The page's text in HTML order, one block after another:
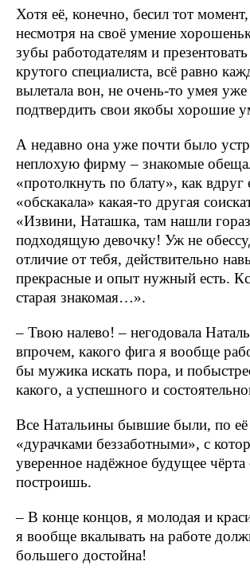
Хотя её, конечно, бесил тот
несмотря на своё умение
зубы работодателям и презентовать
крутого специалиста, всё равно
вылетала вон, не очень-то умея уже
подтвердить свои якобы хорошие
А недавно она уже почти было
неплохую фирму – знакомые
«протолкнуть по блату», как вдруг
«обскакала» какая-то другая
«Извини, Наташка, там нашли
подходящую девочку! Уж не
отличие от тебя, действительно
прекрасные и опыт нужный есть.
старая знакомая…».
– Твою налево! – негодовала
впрочем, какого фига я вообще
бы мужика искать пора, и
какого, а успешного и
Все Натальины бывшие были, по
«дурачками беззаботными», с
уверенное надёжное будущее чёрта
построишь.
– В конце концов, я молодая и
я вообще вкалывать на работе
большего достойна!